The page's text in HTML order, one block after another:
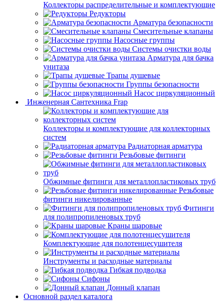
Коллекторы распределительные и комплектующие
Редукторы
Арматура безопасности
Смесительные клапаны
Насосные группы
Системы очистки воды
Арматура для бачка
унитаза
Трапы душевые
Группы безопасности
Насос циркуляционный
Инженерная Сантехника Frap
Коллекторы и комплектующие для коллекторных
систем
Радиаторная арматура
Резьбовые фитинги
Обжимные фитинги для металлопластиковых труб
Резьбовые
фитинги никелированные
Фитинги
для полипропиленовых труб
Краны шаровые
Комплектующие для полотенцесушителя
Инструменты и расходные материалы
Гибкая подводка
Сифоны
Донный клапан
Основной раздел каталога